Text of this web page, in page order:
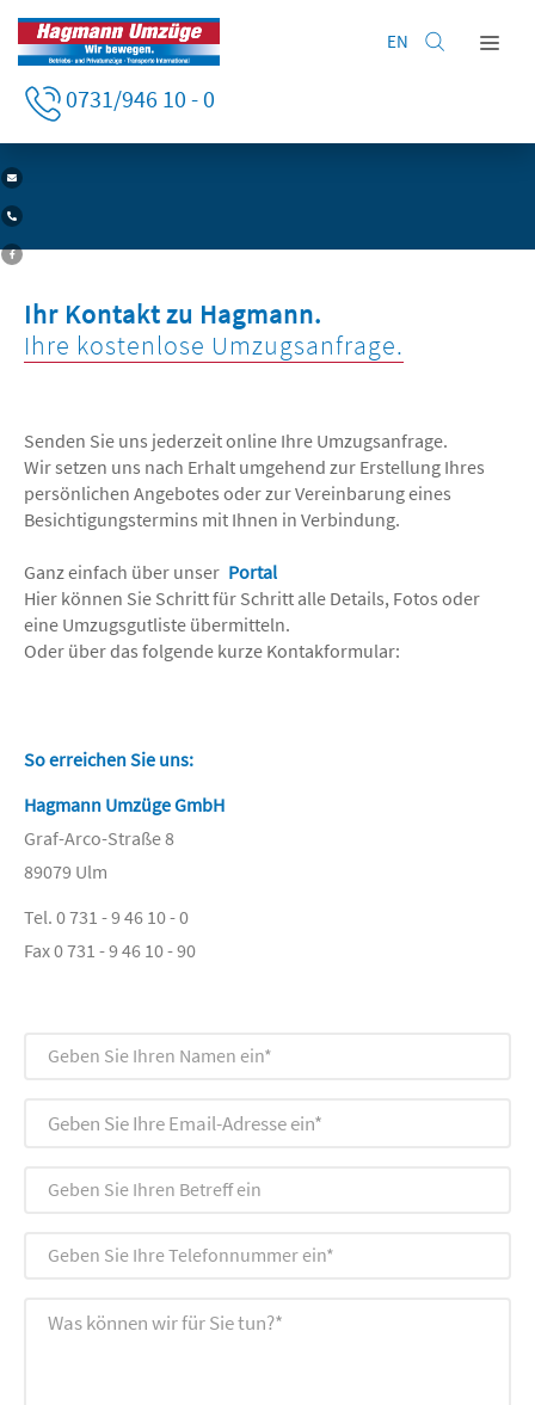
EN
0731/946 10 - 0
Home
Lagerung
Kontakt
HAGMANN UMZÜGE IN ULM
Ihr Kontakt zu Hagmann.
Ihre kostenlose Umzugsanfrage.
Senden Sie uns jederzeit online Ihre Umzugsanfrage.
Wir setzen uns nach Erhalt umgehend zur Erstellung Ihres
persönlichen Angebotes oder zur Vereinbarung eines
Besichtigungstermins mit Ihnen in Verbindung.
Ganz einfach über unser Portal
Hier können Sie Schritt für Schritt alle Details, Fotos oder
eine Umzugsgutliste übermitteln.
Oder über das folgende kurze Kontakformular:
So erreichen Sie uns:
Hagmann Umzüge GmbH
Graf-Arco-Straße 8
89079 Ulm
Tel. 0 731 - 9 46 10 - 0
Fax 0 731 - 9 46 10 - 90